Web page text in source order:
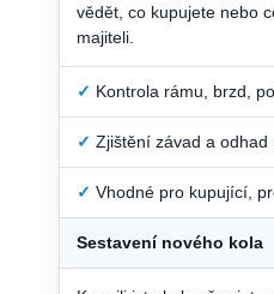
vědět, co kupujete nebo
majiteli.
✓ Kontrola rámu, brzd,
✓ Zjištění závad a odhad
✓ Vhodné pro kupující,
Sestavení nového kola